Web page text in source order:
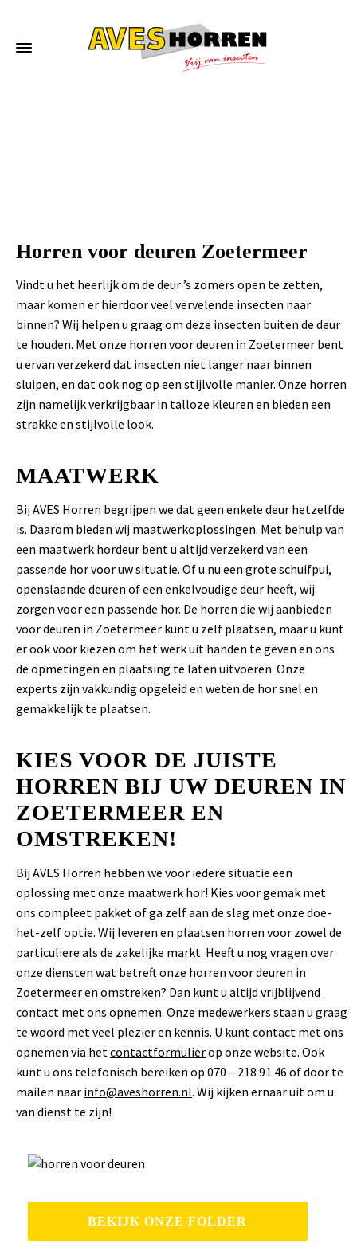
Horren voor deuren Zoetermeer
Vindt u het heerlijk om de deur ’s zomers open te zetten,
maar komen er hierdoor veel vervelende insecten naar
binnen? Wij helpen u graag om deze insecten buiten de deur
te houden. Met onze horren voor deuren in Zoetermeer bent
u ervan verzekerd dat insecten niet langer naar binnen
sluipen, en dat ook nog op een stijlvolle manier. Onze horren
zijn namelijk verkrijgbaar in talloze kleuren en bieden een
strakke en stijlvolle look.
MAATWERK
Bij AVES Horren begrijpen we dat geen enkele deur hetzelfde
is. Daarom bieden wij maatwerkoplossingen. Met behulp van
een maatwerk hordeur bent u altijd verzekerd van een
passende hor voor uw situatie. Of u nu een grote schuifpui,
openslaande deuren of een enkelvoudige deur heeft, wij
zorgen voor een passende hor. De horren die wij aanbieden
voor deuren in Zoetermeer kunt u zelf plaatsen, maar u kunt
er ook voor kiezen om het werk uit handen te geven en ons
de opmetingen en plaatsing te laten uitvoeren. Onze
experts zijn vakkundig opgeleid en weten de hor snel en
gemakkelijk te plaatsen.
KIES VOOR DE JUISTE
HORREN BIJ UW DEUREN IN
ZOETERMEER EN
OMSTREKEN!
Bij AVES Horren hebben we voor iedere situatie een
oplossing met onze maatwerk hor! Kies voor gemak met
ons compleet pakket of ga zelf aan de slag met onze doe-
het-zelf optie. Wij leveren en plaatsen horren voor zowel de
particuliere als de zakelijke markt. Heeft u nog vragen over
onze diensten wat betreft onze horren voor deuren in
Zoetermeer en omstreken? Dan kunt u altijd vrijblijvend
contact met ons opnemen. Onze medewerkers staan u graag
te woord met veel plezier en kennis. U kunt contact met ons
opnemen via hetcontactformulierop onze website. Ook
kunt u ons telefonisch bereiken op 070 – 218 91 46 of door te
mailen naar info@aveshorren.nl. Wij kijken ernaar uit om u
van dienst te zijn!
BEKIJK ONZE FOLDER